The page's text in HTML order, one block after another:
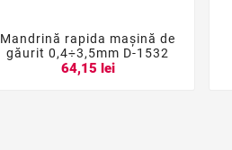
  
Mandrină rapida maşină de
găurit 0,4÷3,5mm D-1532
64,15 lei